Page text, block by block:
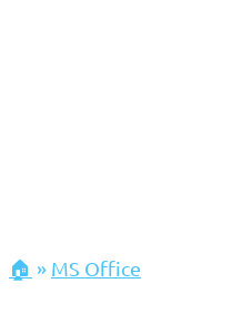
🏠 » MS Office